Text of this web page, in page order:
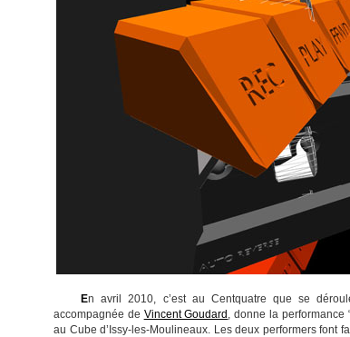
En avril 2010, c’est au Centquatre que se
accompagnée de Vincent Goudard , donne la performance
au Cube d’Issy-les-Moulineaux. Les deux performers font